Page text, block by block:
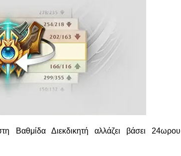
Βαθμίδα Διεκδικητή αλλάζει βάσει 24ωρου